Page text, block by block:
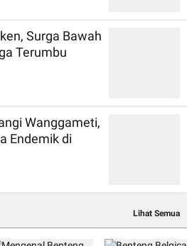
Surga Bawah
Terumbu
Wanggameti,
Endemik di
Lihat Semua